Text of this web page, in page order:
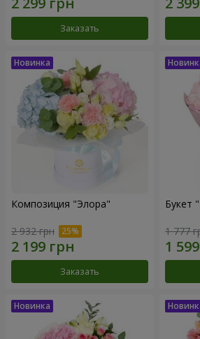
Заказать
Композиция "Элора"
2 932 грн
Заказать
Букет
1 777